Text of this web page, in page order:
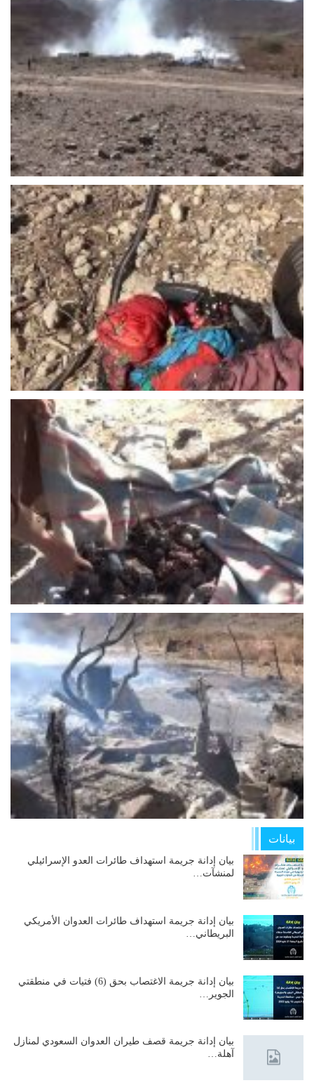
بيانات
بيان إدانة جريمة استهداف طائرات العدو الإسرائيلي
لمنشآت…
بيان إدانة جريمة استهداف طائرات العدوان الأمريكي
البريطاني…
بيان إدانة جريمة الاغتصاب بحق (6) فتيات في منطقتي
الجوير…
بيان إدانة جريمة قصف طيران العدوان السعودي لمنازل
آهلة…